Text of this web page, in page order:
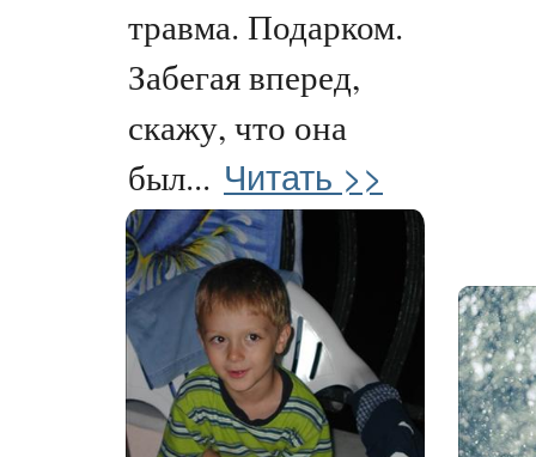
травма. Подарком.
Забегая вперед,
скажу, что она
был... Читать >>